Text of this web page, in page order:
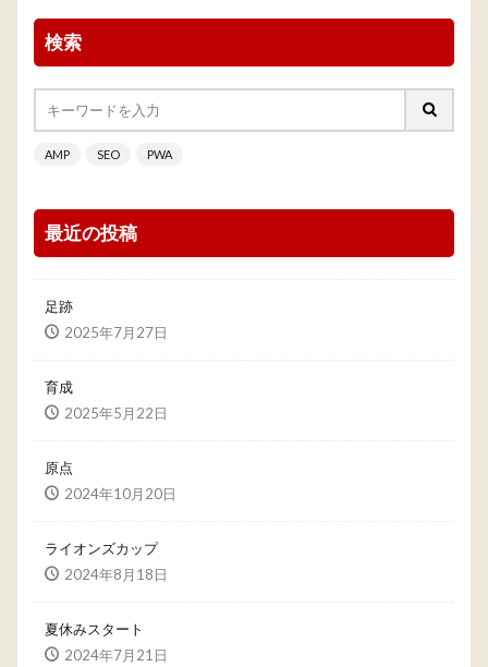
検索
AMP SEO PWA
最近の投稿
足跡
2025年7月27日
育成
2025年5月22日
原点
2024年10月20日
ライオンズカップ
2024年8月18日
夏休みスタート
2024年7月21日